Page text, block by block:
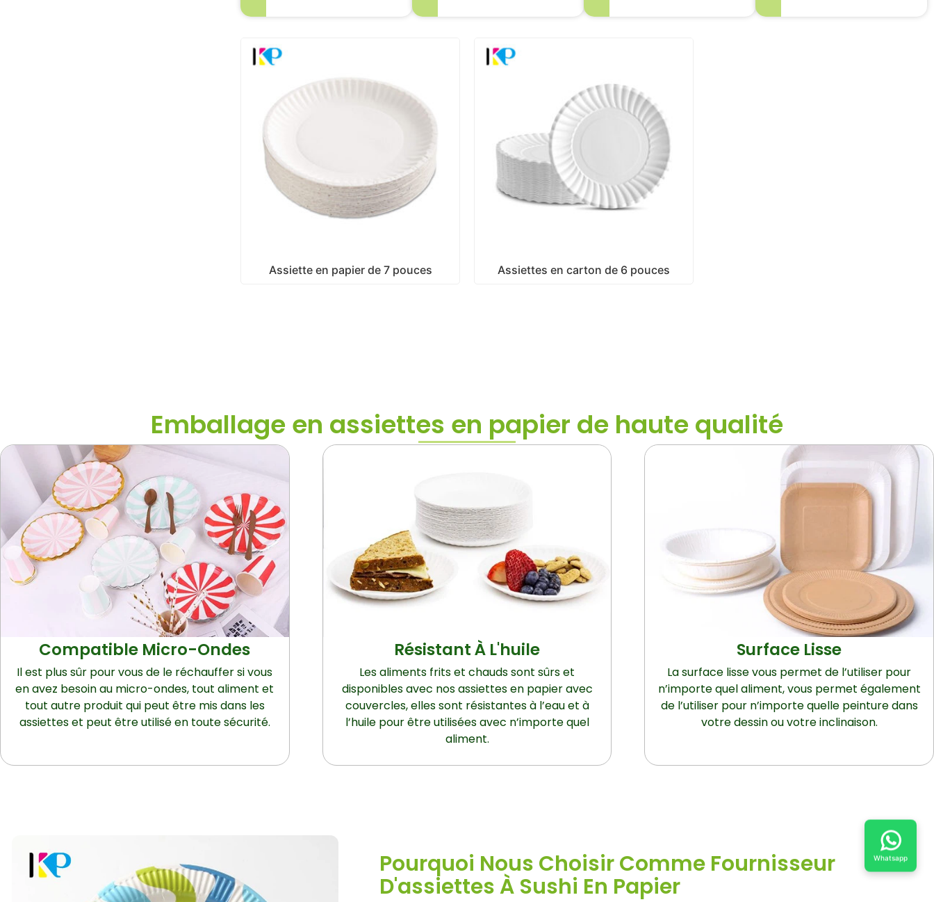
Assiette en papier de 7 pouces Assiettes en carton de 6 pouces
Emballage en assiettes en papier de haute qualité
Compatible Micro-Ondes
Il est plus sûr pour vous de le réchauffer si vous
en avez besoin au micro-ondes, tout aliment et
tout autre produit qui peut être mis dans les
assiettes et peut être utilisé en toute sécurité.
Résistant À L'huile
Les aliments frits et chauds sont sûrs et
disponibles avec nos assiettes en papier avec
couvercles, elles sont résistantes à l’eau et à
l’huile pour être utilisées avec n’importe quel
aliment.
Surface Lisse
La surface lisse vous permet de l’utiliser pour
n’importe quel aliment, vous permet également
de l’utiliser pour n’importe quelle peinture dans
votre dessin ou votre inclinaison.
Pourquoi Nous Choisir Comme Fournisseur
D'assiettes À Sushi En Papier
Whatsapp